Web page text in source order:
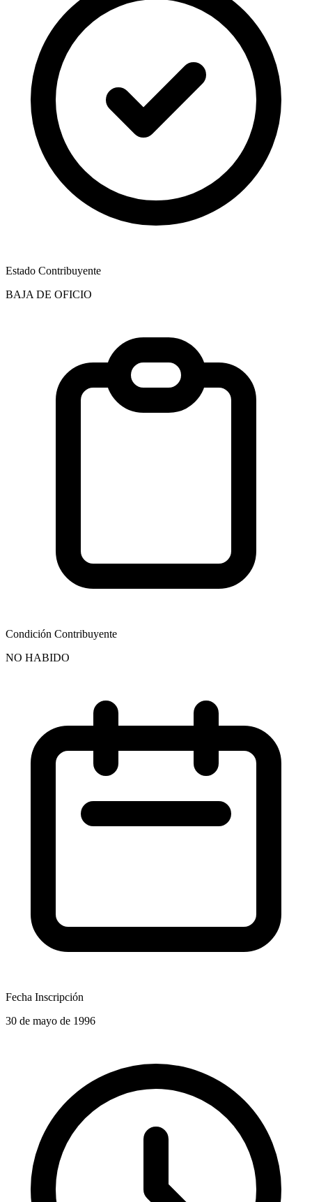
Estado Contribuyente
BAJA DE OFICIO
Condición Contribuyente
NO HABIDO
Fecha Inscripción
30 de mayo de 1996